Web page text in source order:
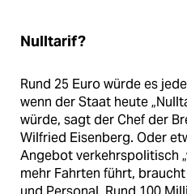
Nulltarif?
Rund 25 Euro würde es
wenn der Staat heute
würde, sagt der Chef der
Wilfried Eisenberg. Oder
Angebot verkehrspolitisch
mehr Fahrten führt,